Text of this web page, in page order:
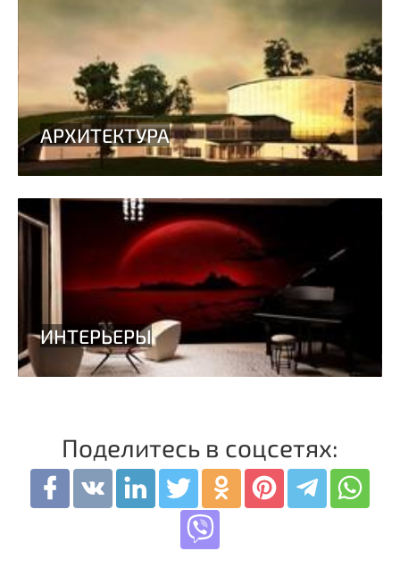
Поделитесь в соцсетях: